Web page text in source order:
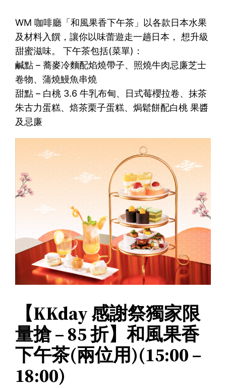
WM 咖啡廳「和風果香下午茶」以各款日本水果
及材料入饌，讓你以味蕾遊走一趟日本， 想升級
甜蜜滋味。 下午茶包括(菜單)：
鹹點 – 蕎麥冷麵配焰燒帶子、照燒牛肉忌廉芝士
卷物、蒲燒鰻魚串燒
甜點 – 白桃 3.6 牛乳布甸、日式莓櫻拉卷、抹茶
朱古力蛋糕、焙茶栗子蛋糕、焗鬆餅配白桃 果醬
及忌廉
【KKday 感謝祭獨家限
量搶 – 85 折】和風果香
下午茶(兩位用)(15:00 –
18:00)